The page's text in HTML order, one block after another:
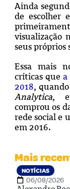
Ainda
de escolher
visualização
seus próprios
Essa mais
críticas que a
2018,
Analytica,
comprou os
rede social e
em 2016.
Mais
NOTÍCIAS
06/08/2026